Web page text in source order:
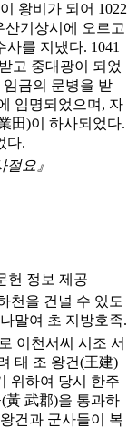
왕비가 되어 1022
산기상시에 오르고
를 지냈다. 1041
고 중대광이 되었
금의 문병을 받
임명되었으며, 자
田)이 하사되었다.
다.
절요』
헌 정보 제공
천을 건널 수 있도
말여 초 지방호족.
이천서씨 시조 서
태 조 왕건(王建)
위하여 당시 한주
黃 武郡)을 통과하
건과 군사들이 복